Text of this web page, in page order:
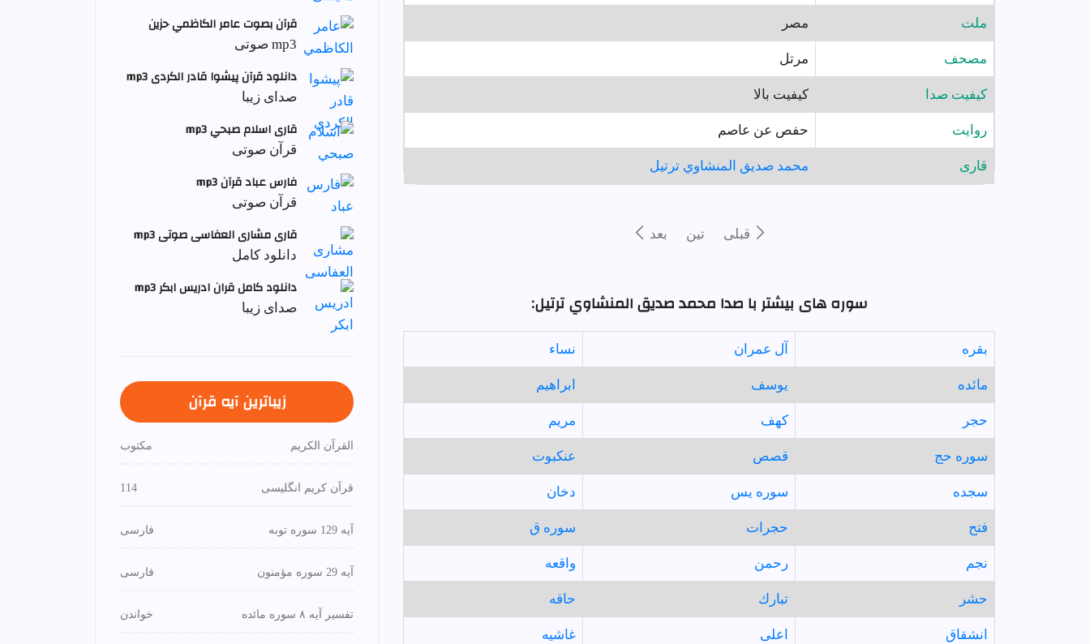
ملت مصر
مصحف مرتل
کیفیت صدا کیفیت بالا
روايت حفص عن عاصم
قارى محمد صديق المنشاوي ترتيل
قبلى تين بعد
سوره های بیشتر با صدا محمد صديق المنشاوي ترتيل:
بقره آل عمران نساء
مائده يوسف ابراهيم
حجر كهف مريم
سوره حج قصص عنكبوت
سجده سوره يس دخان
فتح حجرات سوره ق
نجم رحمن واقعه
حشر تبارك حاقه
انشقاق اعلى غاشيه
قرآن بصوت عامر الكاظمي حزين
mp3 صوتی
دانلود قرآن پیشوا قادر الکردی mp3
صدای زیبا
قاری اسلام صبحي mp3
قرآن صوتی
فارس عباد قرآن mp3
قرآن صوتی
قاری مشاری العفاسی صوتی mp3
دانلود کامل
دانلود کامل قران ادریس ابکر mp3
صدای زیبا
زیباترین آیه قرآن
القرآن الكريم مكتوب
قرآن کریم انگلیسی 114
آیه 129 سوره توبه فارسی
آیه 29 سوره مؤمنون فارسی
تفسیر آیه ۸ سوره مائده خواندن